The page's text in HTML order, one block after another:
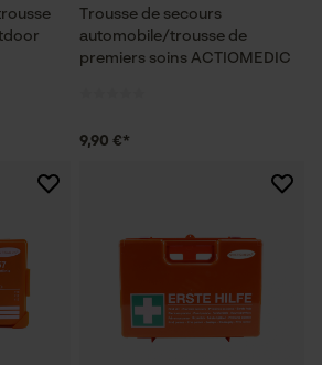
Trousse de secours
automobile/trousse de
premiers soins ACTIOMEDIC
9,90 €*